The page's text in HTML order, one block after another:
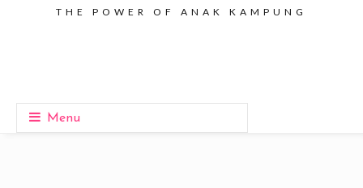
THE POWER OF ANAK KAMPUNG
Menu